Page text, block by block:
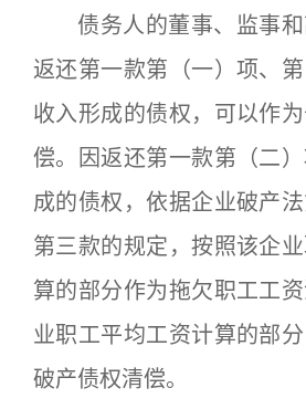
债务人的董事、监事和
返还第一款第（一）项、
收入形成的债权，可以作
偿。因返还第一款第（二
成的债权，依据企业破产
第三款的规定，按照该企
算的部分作为拖欠职工工
业职工平均工资计算的部
破产债权清偿。